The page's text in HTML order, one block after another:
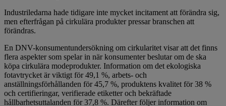
Industriledarna hade tidigare inte mycket incitament att förändra sig,
men efterfrågan på cirkulära produkter pressar branschen att
förändras.
En DNV-konsumentundersökning om cirkularitet visar att det finns
flera aspekter som spelar in när konsumenter beslutar om de ska
köpa cirkulära modeprodukter. Information om det ekologiska
fotavtrycket är viktigt för 49,1 %, arbets- och
anställningsförhållanden för 45,7 %, produktens kvalitet för 38 %
och certifieringar, verifierade etiketter och bekräftade
hållbarhetsuttalanden för 37,8 %. Därefter följer information om